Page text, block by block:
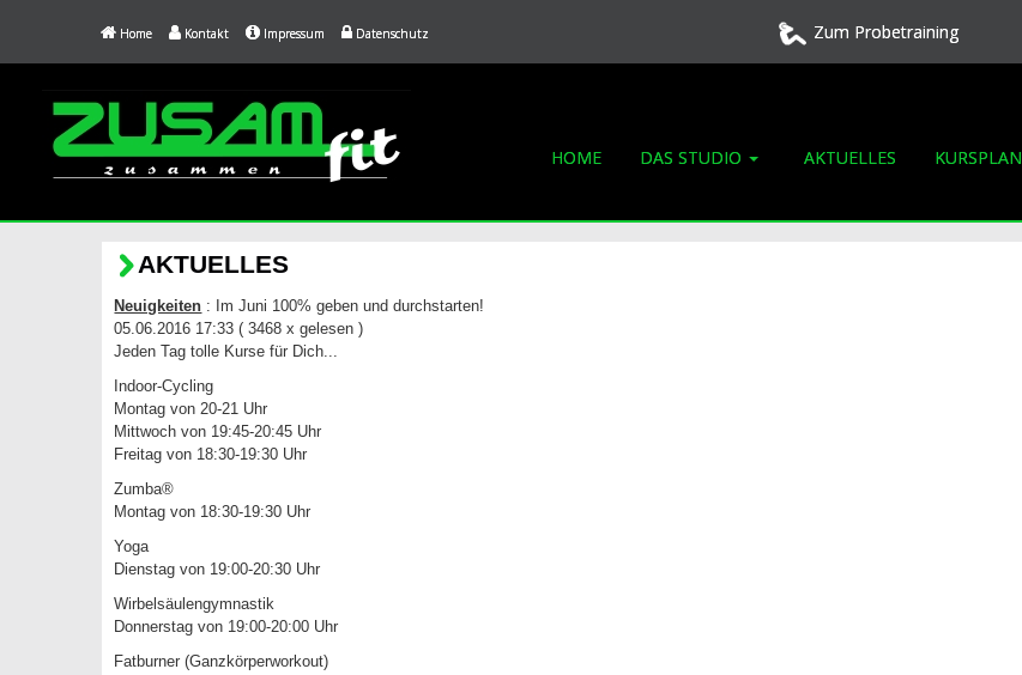
Home Kontakt Impressum Datenschutz Zum Probetraining
HOME DAS STUDIO AKTUELLES KURSPLAN
AKTUELLES
Neuigkeiten : Im Juni 100% geben und durchstarten!
05.06.2016 17:33 ( 3468 x gelesen )
Jeden Tag tolle Kurse für Dich...
Indoor-Cycling
Montag von 20-21 Uhr
Mittwoch von 19:45-20:45 Uhr
Freitag von 18:30-19:30 Uhr
Zumba®
Montag von 18:30-19:30 Uhr
Yoga
Dienstag von 19:00-20:30 Uhr
Wirbelsäulengymnastik
Donnerstag von 19:00-20:00 Uhr
Fatburner (Ganzkörperworkout)